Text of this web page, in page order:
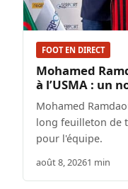
FOOT EN DIRECT
Mohamed
à l’USMA : un
Mohamed
long feuilleton de
pour l'équipe.
août 8, 20261 min